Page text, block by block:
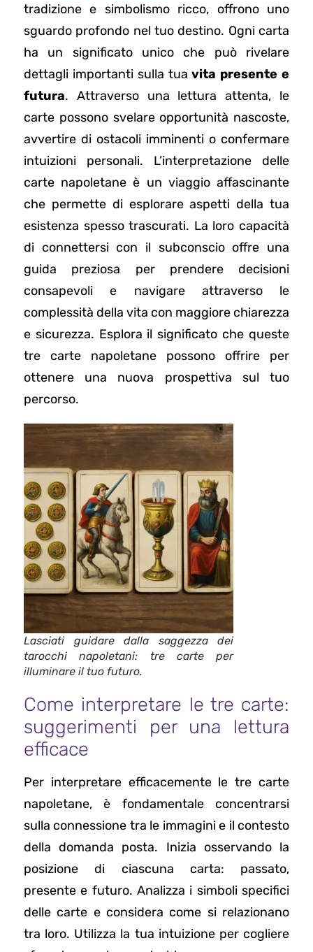
tradizione e simbolismo ricco, offrono uno
sguardo profondo nel tuo destino. Ogni carta
ha un significato unico che può rivelare
dettagli importanti sulla tuavita presente e
futura. Attraverso una lettura attenta, le
carte possono svelare opportunità nascoste,
avvertire di ostacoli imminenti o confermare
intuizioni personali. L’interpretazione delle
carte napoletane è un viaggio affascinante
che permette di esplorare aspetti della tua
esistenza spesso trascurati. La loro capacità
di connettersi con il subconscio offre una
guida preziosa per prendere decisioni
consapevoli e navigare attraverso le
complessità della vita con maggiore chiarezza
e sicurezza. Esplora il significato che queste
tre carte napoletane possono offrire per
ottenere una nuova prospettiva sul tuo
percorso.
Lasciati guidare dalla saggezza dei
tarocchi napoletani: tre carte per
illuminare il tuo futuro.
Come interpretare le tre carte:
suggerimenti per una lettura
efficace
Per interpretare efficacemente le tre carte
napoletane, è fondamentale concentrarsi
sulla connessione tra le immagini e il contesto
della domanda posta. Inizia osservando la
posizione di ciascuna carta: passato,
presente e futuro. Analizza i simboli specifici
delle carte e considera come si relazionano
tra loro. Utilizza la tua intuizione per cogliere